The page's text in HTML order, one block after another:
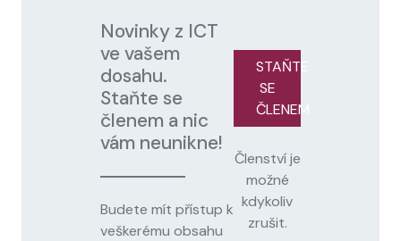
Novinky z ICT
ve vašem
dosahu.
Staňte se
členem a nic
vám neunikne!
Budete mít přístup k
veškerému obsahu
STAŇTE
SE
ČLENEM
Členství je
možné
kdykoliv
zrušit.